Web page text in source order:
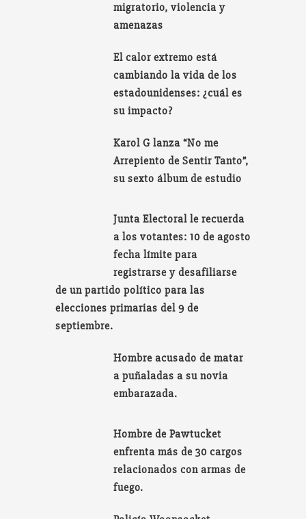
migratorio, violencia y
amenazas
El calor extremo está
cambiando la vida de los
estadounidenses: ¿cuál es
su impacto?
Karol G lanza “No me
Arrepiento de Sentir Tanto”,
su sexto álbum de estudio
Junta Electoral le recuerda
a los votantes: 10 de agosto
fecha límite para
registrarse y desafiliarse
de un partido político para las
elecciones primarias del 9 de
septiembre.
Hombre acusado de matar
a puñaladas a su novia
embarazada.
Hombre de Pawtucket
enfrenta más de 30 cargos
relacionados con armas de
fuego.